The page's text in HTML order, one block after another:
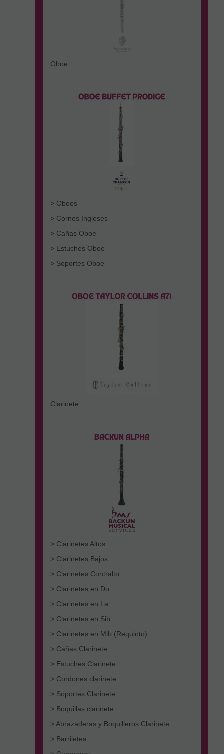
Oboe
> Oboes
> Cornos Ingleses
> Cañas Oboe
> Estuches Oboe
> Soportes Oboe
Clarinete
> Clarinetes Altos
> Clarinetes Bajos
> Clarinetes Contralto
> Clarinetes en Do
> Clarinetes en La
> Clarinetes en Sib
> Clarinetes en Mib (Requinto)
> Cañas Clarinete
> Estuches Clarinete
> Cordones clarinete
> Soportes Clarinete
> Boquillas clarinete
> Abrazaderas y Boquilleros Clarinete
> Barriletes